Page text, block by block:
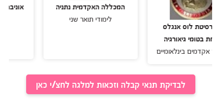
לוס אנגלס
גיאורגיה
בינלאומיים
המכללה האקדמית נתניה
לימודי תואר שני
אוניברסיטת
לבדיקת תנאי קבלה וזכאות למלגה לחצ/י כאן